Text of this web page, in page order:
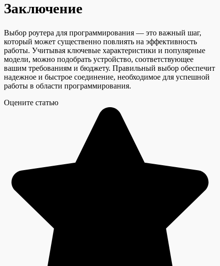
Заключение
Выбор роутера для программирования — это важный шаг,
который может существенно повлиять на эффективность
работы. Учитывая ключевые характеристики и популярные
модели, можно подобрать устройство, соответствующее
вашим требованиям и бюджету. Правильный выбор обеспечит
надежное и быстрое соединение, необходимое для успешной
работы в области программирования.
Оцените статью